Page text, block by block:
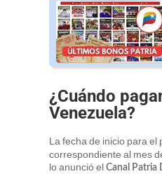
¿Cuándo
Venezuela?
La fecha de inicio para el
correspondiente al mes
lo anunció el Canal Patria